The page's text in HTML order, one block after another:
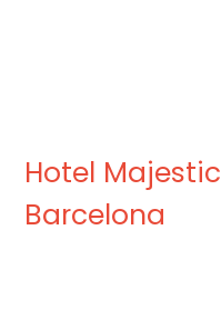
Hotel Majestic
Barcelona